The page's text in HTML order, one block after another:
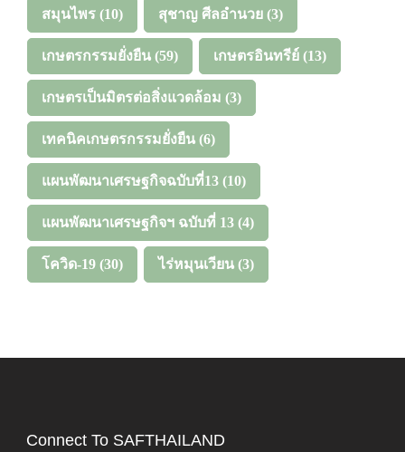
สมุนไพร (10) สุชาญ ศีลอำนวย (3)
เกษตรกรรมยั่งยืน (59) เกษตรอินทรีย์ (13)
เกษตรเป็นมิตรต่อสิ่งแวดล้อม (3)
เทคนิคเกษตรกรรมยั่งยืน (6)
แผนพัฒนาเศรษฐกิจฉบับที่13 (10)
แผนพัฒนาเศรษฐกิจฯ ฉบับที่ 13 (4)
โควิด-19 (30) ไร่หมุนเวียน (3)
Connect To SAFTHAILAND